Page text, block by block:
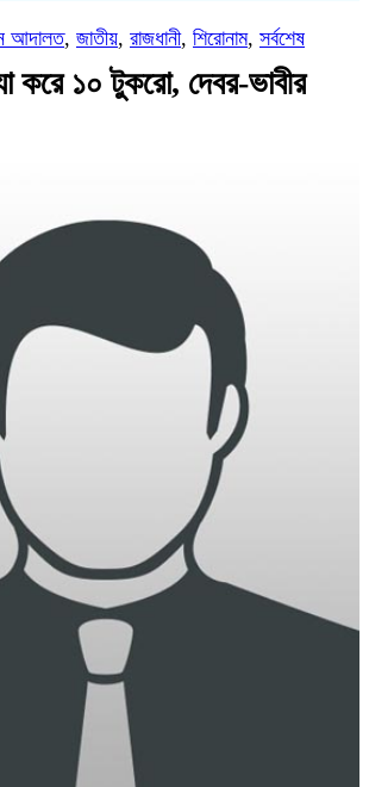
আদালত, জাতীয়, রাজধানী, শিরোনাম, সর্বশেষ
করে ১০ টুকরো, দেবর-ভাবীর